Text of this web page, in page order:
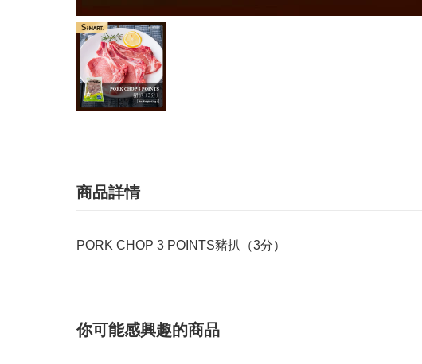
商品詳情
PORK CHOP 3 POINTS豬扒（3分）
你可能感興趣的商品